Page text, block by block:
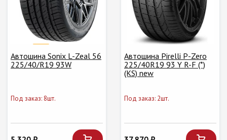
Автошина Sonix L-Zeal 56
225/40/R19 93W
Под заказ: 8шт.
Автошина Pirelli P-Zero
225/40R19 93 Y R-F (*)
(KS) new
Под заказ: 2шт.